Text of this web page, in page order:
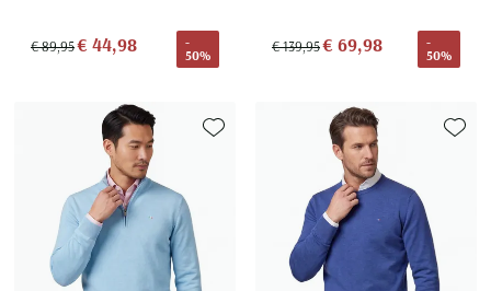
€ 89,95€ 44,98
-
50%
€ 139,95€ 69,98
-
50%
Toevoegen aan favorieten